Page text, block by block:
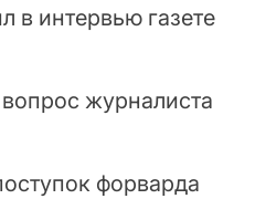
в интервью газете
журналиста
форварда